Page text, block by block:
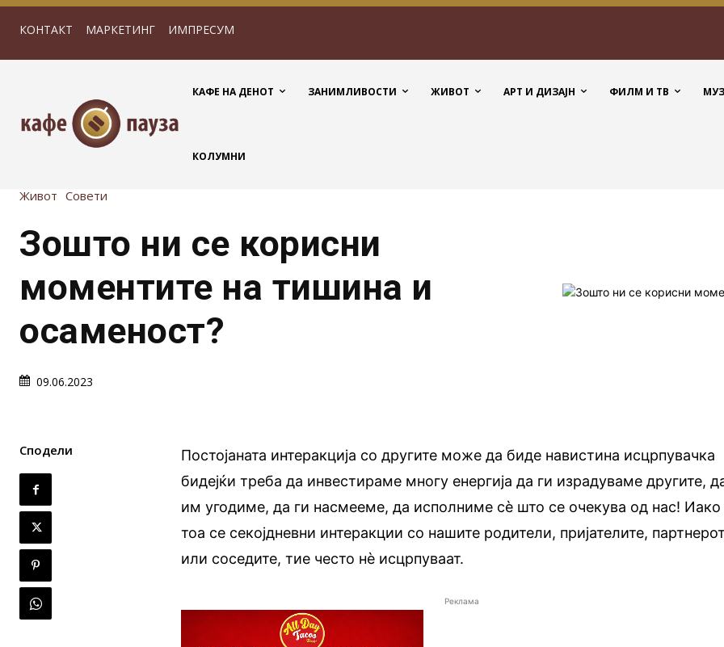
КОНТАКТ МАРКЕТИНГ ИМПРЕСУМ
КАФЕ НА ДЕНОТ ЗАНИМЛИВОСТИ ЖИВОТ АРТ И ДИЗАЈН ФИЛМ И ТВ
КОЛУМНИ
Живот Совети
Зошто ни се корисни
моментите на тишина и
осаменост?
09.06.2023
Сподели
Постојаната интеракција со другите може да биде навистина исцрпувачка
бидејќи треба да инвестираме многу енергија да ги израдуваме другите,
им угодиме, да ги насмееме, да исполниме сè што се очекува од нас! Иако
тоа се секојдневни интеракции со нашите родители, пријателите,
или соседите, тие често нè исцрпуваат.
Реклама